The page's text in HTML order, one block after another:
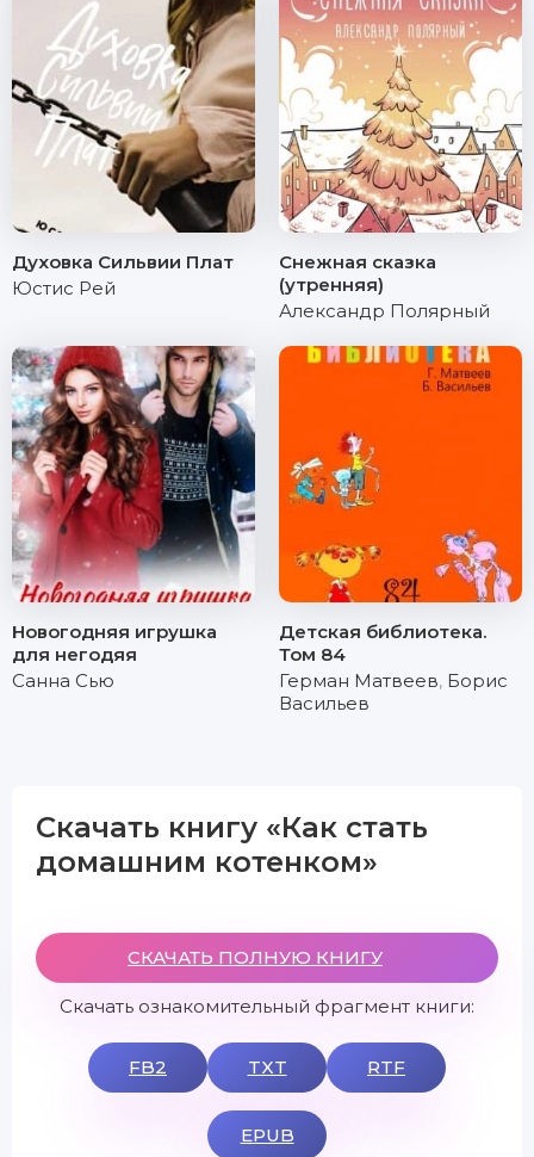
Духовка Сильвии Плат
Юстис Рей
Снежная сказка
(утренняя)
Александр Полярный
Новогодняя игрушка
для негодяя
Санна Сью
Детская библиотека.
Том 84
Герман Матвеев, Борис
Васильев
Скачать книгу «Как стать
домашним котенком»
СКАЧАТЬ ПОЛНУЮ КНИГУ
Скачать ознакомительный фрагмент книги:
FB2 TXT RTF
EPUB